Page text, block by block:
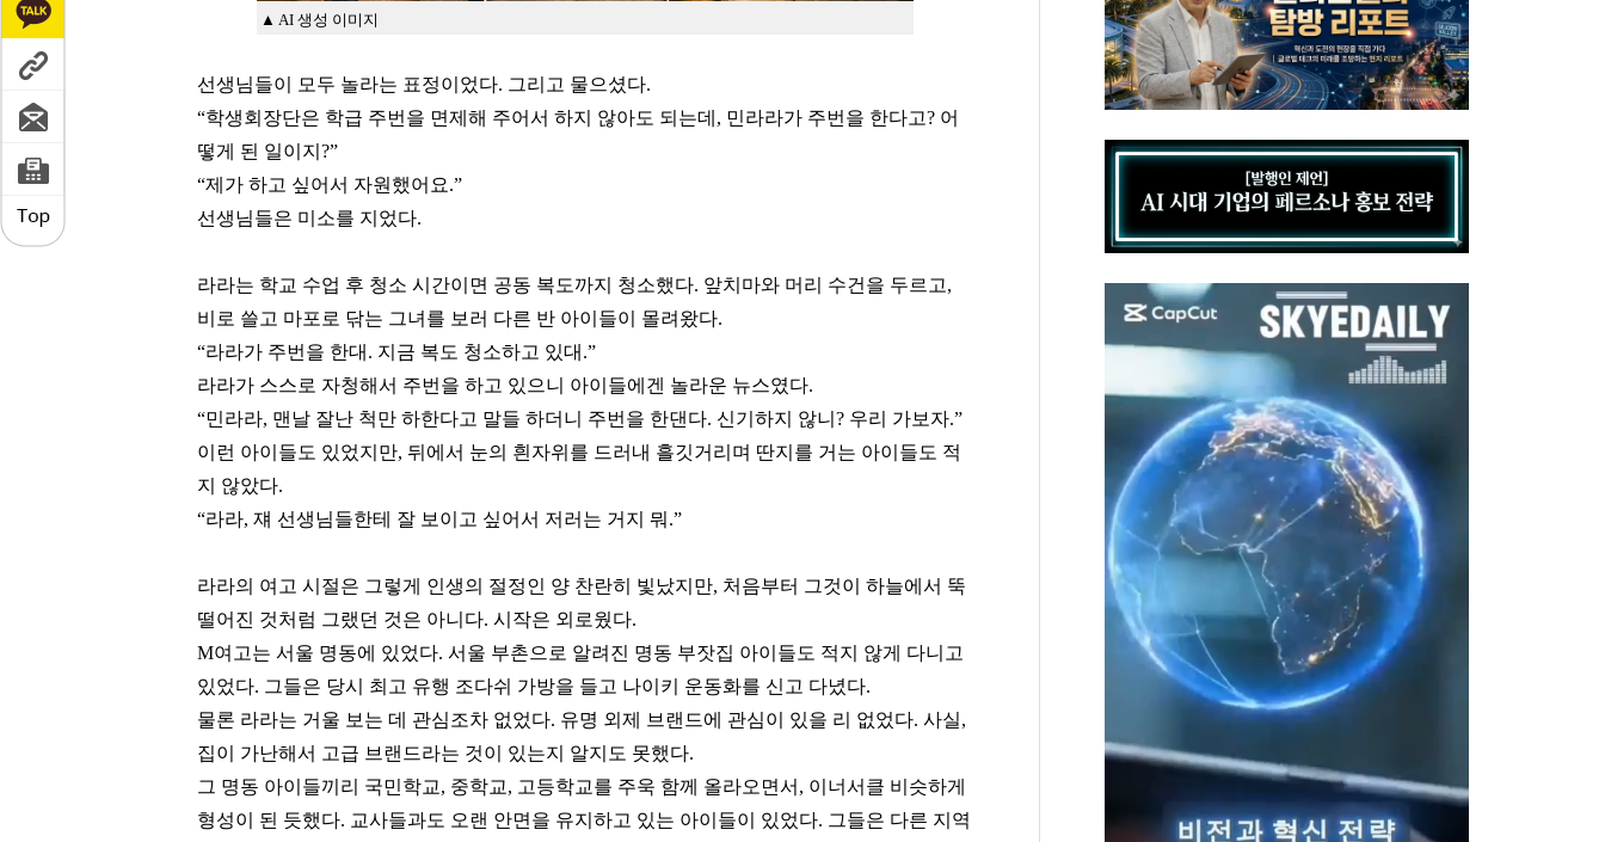
▲ AI 생성 이미지
선생님들이 모두 놀라는 표정이었다. 그리고 물으셨다.
“학생회장단은 학급 주번을 면제해 주어서 하지 않아도 되는데, 민라라가 주번을 한다고? 어
떻게 된 일이지?”
“제가 하고 싶어서 자원했어요.”
선생님들은 미소를 지었다.
라라는 학교 수업 후 청소 시간이면 공동 복도까지 청소했다. 앞치마와 머리 수건을 두르고,
비로 쓸고 마포로 닦는 그녀를 보러 다른 반 아이들이 몰려왔다.
“라라가 주번을 한대 . 지금 복도 청소하고 있대 .”
라라가 스스로 자청해서 주번을 하고 있으니 아이들에겐 놀라운 뉴스였다.
“민라라, 맨날 잘난 척만 하한다고 말들 하더니 주번을 한댄다. 신기하지 않니 ? 우리 가보자.”
이런 아이들도 있었지만, 뒤에서 눈의 흰자위를 드러내 흘깃거리며 딴지를 거는 아이들도 적
지 않았다.
“라라, 쟤 선생님들한테 잘 보이고 싶어서 저러는 거지 뭐 .”
라라의 여고 시절은 그렇게 인생의 절정인 양 찬란히 빛났지만, 처음부터 그것이 하늘에서 뚝
떨어진 것처럼 그랬던 것은 아니다. 시작은 외로웠다.
M여고는 서울 명동에 있었다. 서울 부촌으로 알려진 명동 부잣집 아이들도 적지 않게 다니고
있었다. 그들은 당시 최고 유행 조다쉬 가방을 들고 나이키 운동화를 신고 다녔다.
물론 라라는 거울 보는 데 관심조차 없었다. 유명 외제 브랜드에 관심이 있을 리 없었다. 사실,
집이 가난해서 고급 브랜드라는 것이 있는지 알지도 못했다.
그 명동 아이들끼리 국민학교, 중학교, 고등학교를 주욱 함께 올라오면서 , 이너서클 비슷하게
형성이 된 듯했다. 교사들과도 오랜 안면을 유지하고 있는 아이들이 있었다. 그들은 다른 지역